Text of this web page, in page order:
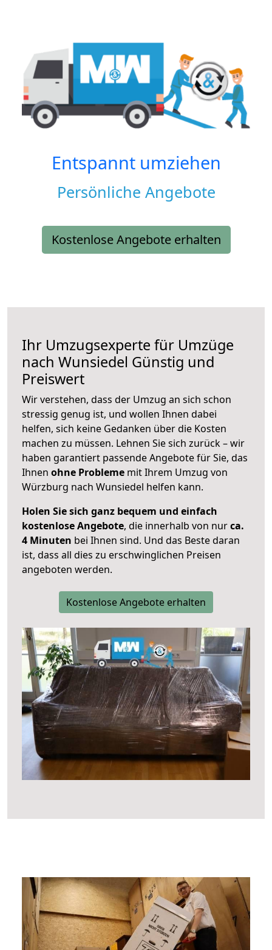
Entspannt umziehen
Persönliche Angebote
Kostenlose Angebote erhalten
Ihr Umzugsexperte für Umzüge
nach Wunsiedel Günstig und
Preiswert
Wir verstehen, dass der Umzug an sich schon
stressig genug ist, und wollen Ihnen dabei
helfen, sich keine Gedanken über die Kosten
machen zu müssen. Lehnen Sie sich zurück – wir
haben garantiert passende Angebote für Sie, das
Ihnen ohne Probleme mit Ihrem Umzug von
Würzburg nach Wunsiedel helfen kann.
Holen Sie sich ganz bequem und einfach
kostenlose Angebote, die innerhalb von nurca.
4 Minuten bei Ihnen sind. Und das Beste daran
ist, dass all dies zu erschwinglichen Preisen
angeboten werden.
Kostenlose Angebote erhalten